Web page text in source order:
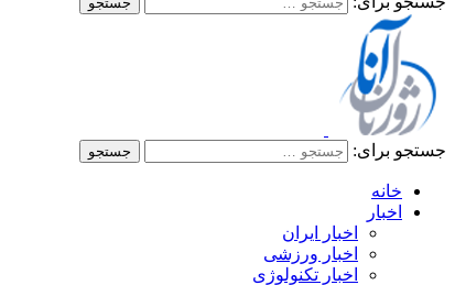
جستجو برای:
خانه
اخبار
اخبار ایران
اخبار ورزشی
اخبار تکنولوژی